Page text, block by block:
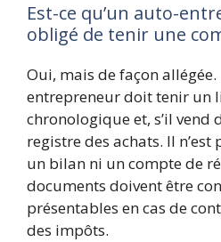
Est-ce qu’un auto-
obligé de tenir une
Oui, mais de façon
entrepreneur doit tenir un
chronologique et, s’il vend
registre des achats. Il
un bilan ni un compte de
documents doivent être
présentables en cas de
des impôts.